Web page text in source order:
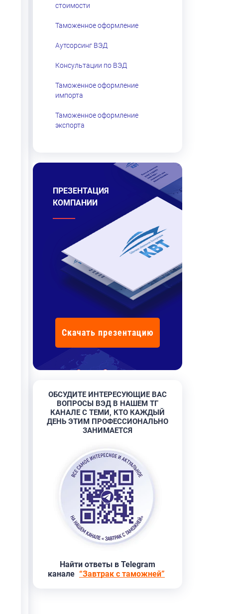
стоимости
Таможенное оформление
Аутсорсинг ВЭД
Консультации по ВЭД
Таможенное оформление
импорта
Таможенное оформление
экспорта
ПРЕЗЕНТАЦИЯ
КОМПАНИИ
Скачать презентацию
ОБСУДИТЕ ИНТЕРЕСУЮЩИЕ ВАС
ВОПРОСЫ ВЭД В НАШЕМ ТГ
КАНАЛЕ С ТЕМИ, КТО КАЖДЫЙ
ДЕНЬ ЭТИМ ПРОФЕССИОНАЛЬНО
ЗАНИМАЕТСЯ
Найти ответы в Telegram
канале “Завтрак с таможней”